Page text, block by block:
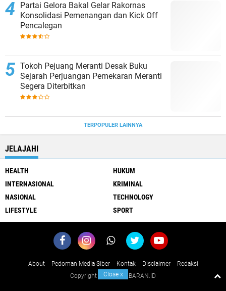
Partai Gelora Bakal Gelar Rakornas
Konsolidasi Pemenangan dan Kick Off
Pencalegan
Tokoh Pejuang Meranti Desak Buku
Sejarah Perjuangan Pemekaran Meranti
Segera Diterbitkan
TERPOPULER LAINNYA
JELAJAHI
HEALTH
HUKUM
INTERNASIONAL
KRIMINAL
NASIONAL
TECHNOLOGY
LIFESTYLE
SPORT
About Pedoman Media Siber Kontak Disclaimer
Redaksi
Copyright ©2026 KABARAN.ID
Close x